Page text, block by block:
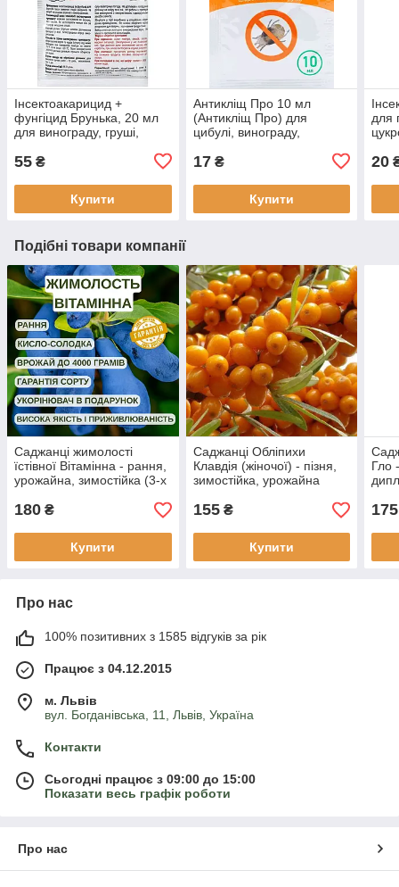
Інсектоакарицид +
фунгіцид Брунька, 20 мл
для винограду, груші,
Кемилайн Агро
55 ₴
Купити
Антикліщ Про 10 мл
(Антикліщ Про) для
цибулі, винограду,
17₴
Купити
для
20
Подібні товари компанії
Саджанці жимолості
їстівної Вітамінна - рання,
урожайна, зимостійка (3-х
180 ₴
Купити
Саджанці Обліпихи
Клавдія (жіночої) - пізня,
зимостійка, урожайна
155₴
Купити
Гло
175
Про нас
100% позитивних з 1585 відгуків за рік
Працює з 04.12.2015
м. Львів
вул. Богданівська, 11, Львів, Україна
Контакти
Сьогодні працює з 09:00 до 15:00
Показати весь графік роботи
Про нас